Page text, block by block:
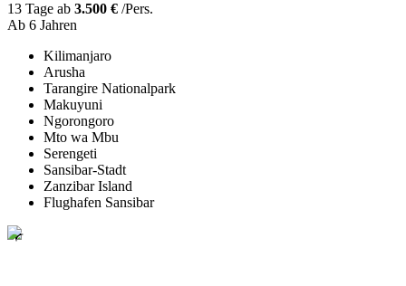
13 Tage ab 3.500 € /Pers.
Ab 6 Jahren
Kilimanjaro
Arusha
Tarangire Nationalpark
Makuyuni
Ngorongoro
Mto wa Mbu
Serengeti
Sansibar-Stadt
Zanzibar Island
Flughafen Sansibar